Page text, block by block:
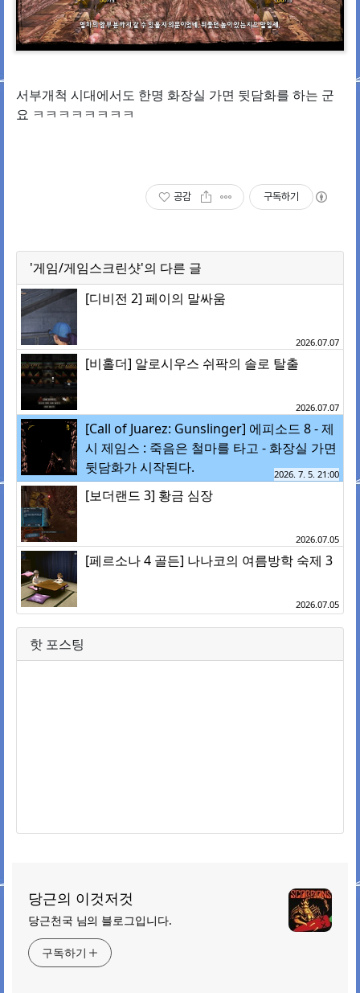
서부개척 시대에서도 한명 화장실 가면 뒷담화를 하는 군
요 ㅋㅋㅋㅋㅋㅋㅋㅋ
공감 구독하기
'게임/게임스크린샷'의 다른 글
[디비전 2] 페이의 말싸움
2026.07.07
[비홀더] 알로시우스 쉬팍의 솔로 탈출
2026.07.07
[Call of Juarez: Gunslinger] 에피소드 8 - 제
시 제임스 : 죽음은 철마를 타고 - 화장실 가면
뒷담화가 시작된다.
2026. 7. 5. 21:00
[보더랜드 3] 황금 심장
2026.07.05
[페르소나 4 골든] 나나코의 여름방학 숙제 3
2026.07.05
핫 포스팅
당근의 이것저것
당근천국 님의 블로그입니다.
구독하기